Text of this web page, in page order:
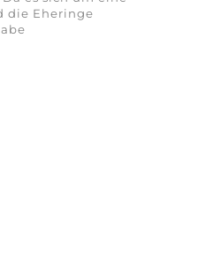
die Eheringe